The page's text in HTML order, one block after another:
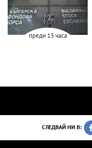
преди 13 часа
СЛЕДВАЙ НИ В: